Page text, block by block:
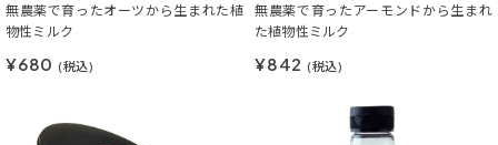
無農薬で育ったオーツから生まれた植
物性ミルク
¥680 (税込)
無農薬で育ったアーモンドから生まれ
た植物性ミルク
¥842 (税込)